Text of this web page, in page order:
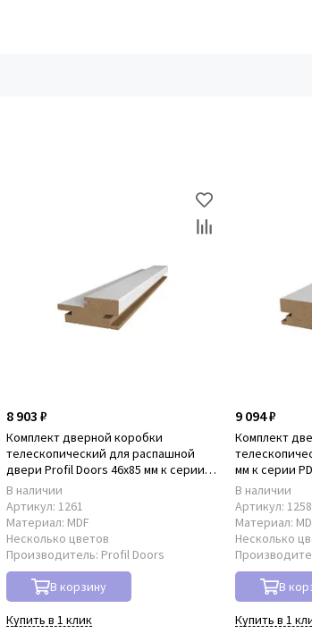
8 903 ₽
Комплект дверной коробки
телескопический для распашной
двери Profil Doors 46x85 мм к серии
PD
В наличии
Артикул: 1261
Материал: MDF
Несколько цветов
Производитель: Profil Doors
В корзину
Купить в 1 клик
9 094 ₽
Комплект
мм к серии PD
В наличии
Артикул: 1258
Материал:
Несколько
В
Купить в 1